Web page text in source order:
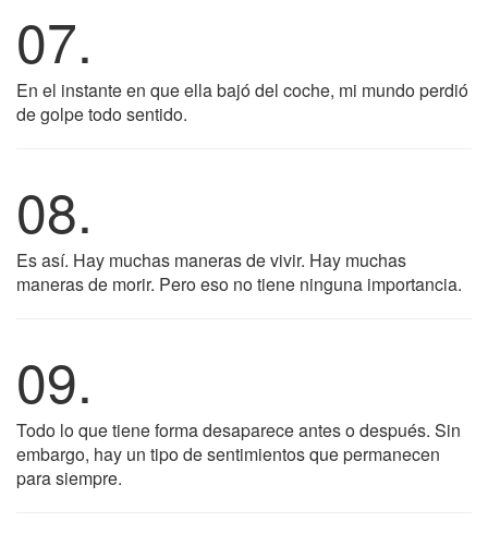
07.
En el instante en que ella bajó del coche, mi mundo perdió
de golpe todo sentido.
08.
Es así. Hay muchas maneras de vivir. Hay muchas
maneras de morir. Pero eso no tiene ninguna importancia.
09.
Todo lo que tiene forma desaparece antes o después. Sin
embargo, hay un tipo de sentimientos que permanecen
para siempre.